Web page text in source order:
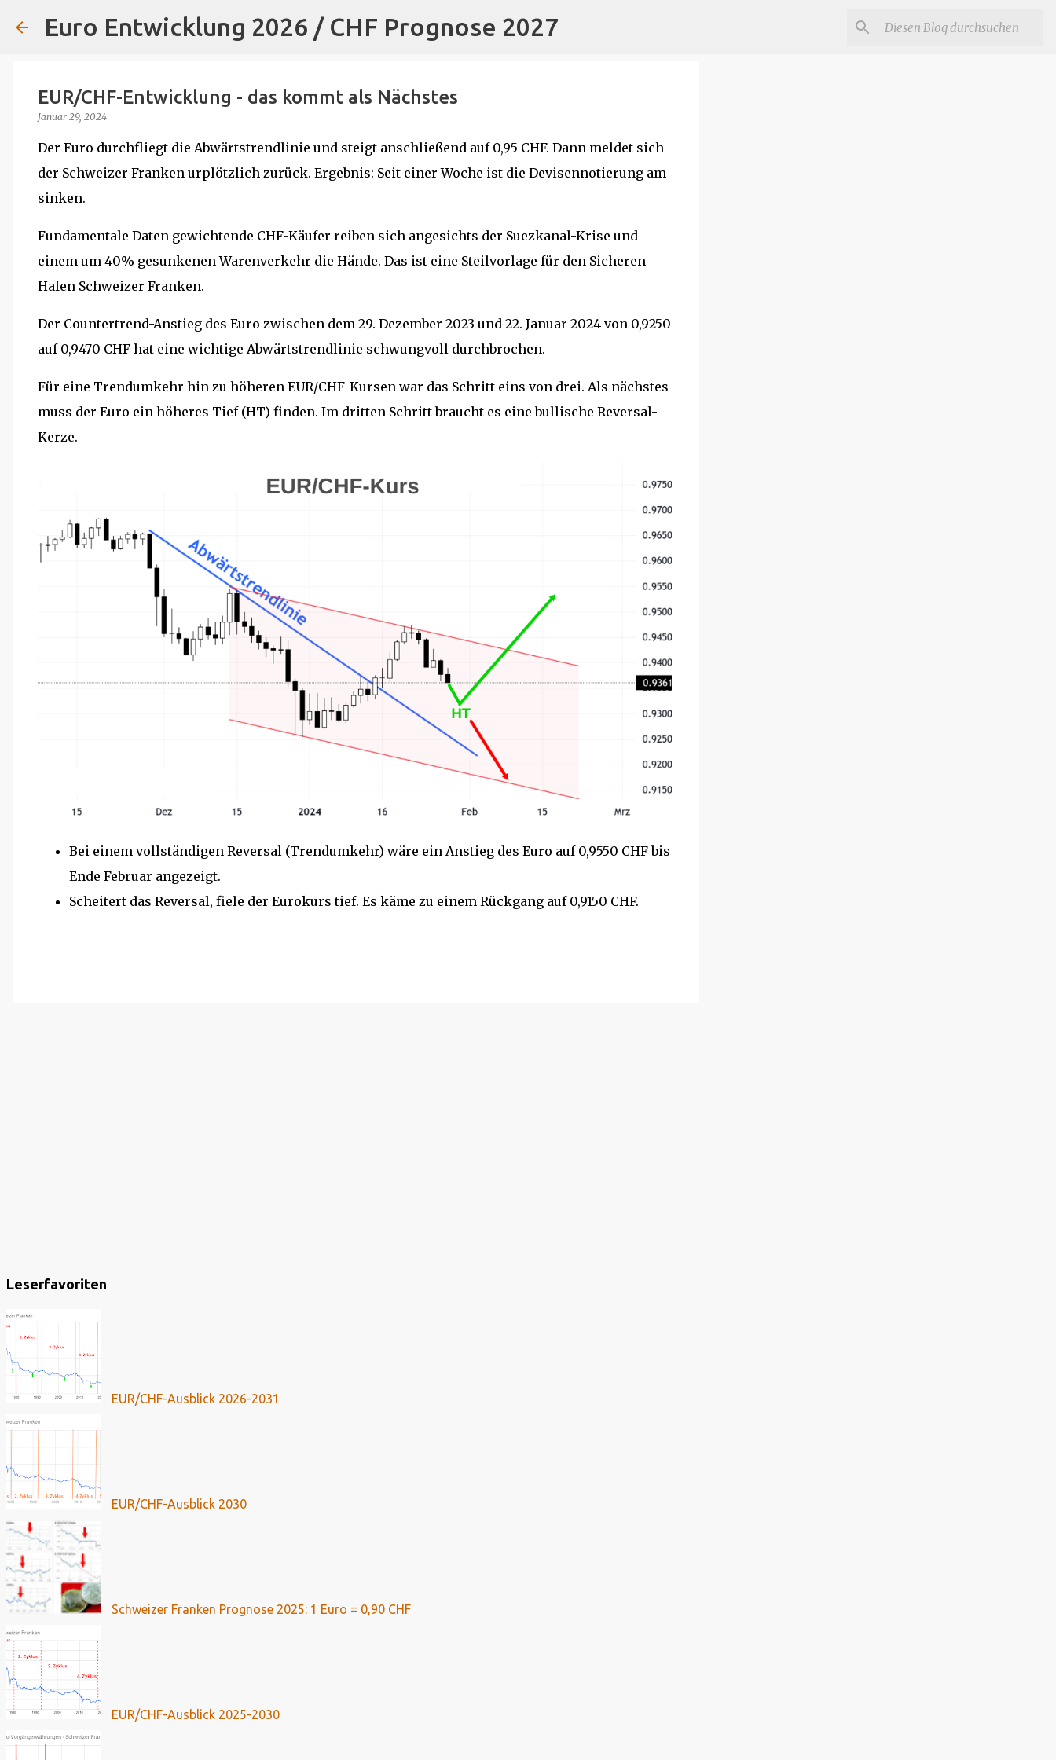
Direkt zum Hauptbereich
Euro Entwicklung 2026 / CHF Prognose 2027
EUR/CHF-Entwicklung - das kommt als Nächstes
Januar 29, 2024
Der Euro durchfliegt die Abwärtstrendlinie und steigt anschließend auf 0,95 CHF. Dann meldet sich
der Schweizer Franken urplötzlich zurück. Ergebnis: Seit einer Woche ist die Devisennotierung am
sinken.
Fundamentale Daten gewichtende CHF-Käufer reiben sich angesichts der Suezkanal-Krise und
einem um 40% gesunkenen Warenverkehr die Hände. Das ist eine Steilvorlage für den Sicheren
Hafen Schweizer Franken.
Der Countertrend-Anstieg des Euro zwischen dem 29. Dezember 2023 und 22. Januar 2024 von 0,9250
auf 0,9470 CHF hat eine wichtige Abwärtstrendlinie schwungvoll durchbrochen.
Für eine Trendumkehr hin zu höheren EUR/CHF-Kursen war das Schritt eins von drei. Als nächstes
muss der Euro ein höheres Tief (HT) finden. Im dritten Schritt braucht es eine bullische Reversal-
Kerze.
Bei einem vollständigen Reversal (Trendumkehr) wäre ein Anstieg des Euro auf 0,9550 CHF bis
Ende Februar angezeigt.
Scheitert das Reversal, fiele der Eurokurs tief. Es käme zu einem Rückgang auf 0,9150 CHF.
Leserfavoriten
EUR/CHF-Ausblick 2026-2031
EUR/CHF-Ausblick 2030
Schweizer Franken Prognose 2025: 1 Euro = 0,90 CHF
EUR/CHF-Ausblick 2025-2030